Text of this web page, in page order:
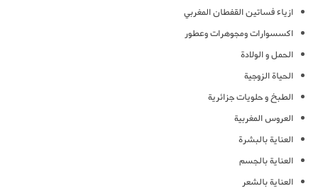
ازياء فساتين القفطان المغربي
اكسسوارات ومجوهرات وعطور
الحمل و الولادة
الحياة الزوجية
الطبخ و حلويات جزائرية
العروس المغربية
العناية بالبشرة
العناية بالجسم
العناية بالشعر